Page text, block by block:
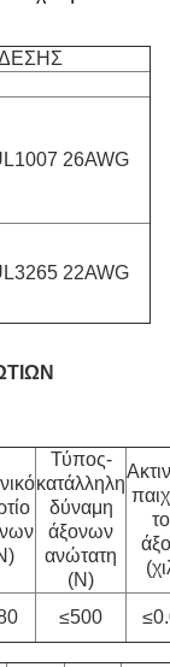
26AWG
22AWG
Τύπος-
κατάλληλη
δύναμη
άξονων
ανώτατη
(Ν)
≤500